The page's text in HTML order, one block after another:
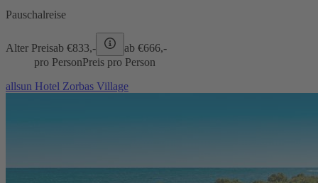
Pauschalreise
Alter Preisab €833,- ab €666,-
pro PersonPreis pro Person
allsun Hotel Zorbas Village